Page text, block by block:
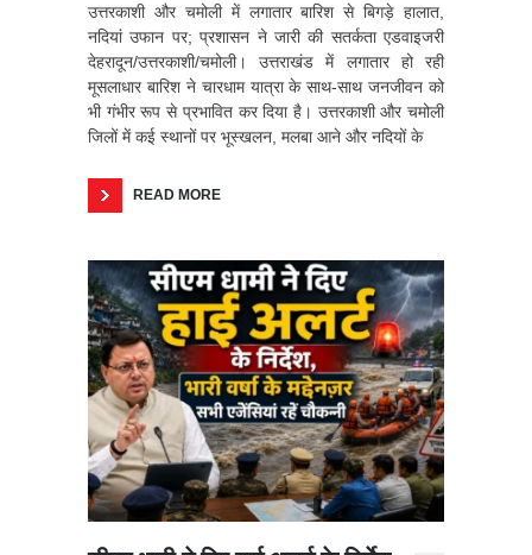
उत्तरकाशी और चमोली में लगातार बारिश से बिगड़े हालात,
नदियां उफान पर; प्रशासन ने जारी की सतर्कता एडवाइजरी
देहरादून/उत्तरकाशी/चमोली। उत्तराखंड में लगातार हो रही
मूसलाधार बारिश ने चारधाम यात्रा के साथ-साथ जनजीवन को
भी गंभीर रूप से प्रभावित कर दिया है। उत्तरकाशी और चमोली
जिलों में कई स्थानों पर भूस्खलन, मलबा आने और नदियों के
READ MORE